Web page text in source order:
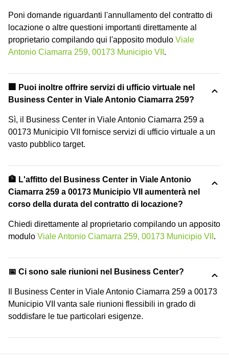
Poni domande riguardanti l'annullamento del contratto di
locazione o altre questioni importanti direttamente al
proprietario compilando qui l'apposito modulo Viale
Antonio Ciamarra 259, 00173 Municipio VII .
🏢 Puoi inoltre offrire servizi di ufficio virtuale nel
Business Center in Viale Antonio Ciamarra 259?
Sì, il Business Center in Viale Antonio Ciamarra 259 a
00173 Municipio VII fornisce servizi di ufficio virtuale a un
vasto pubblico target.
🏦 L'affitto del Business Center in Viale Antonio
Ciamarra 259 a 00173 Municipio VII aumenterà nel
corso della durata del contratto di locazione?
Chiedi direttamente al proprietario compilando un apposito
modulo Viale Antonio Ciamarra 259, 00173 Municipio VII .
📅 Ci sono sale riunioni nel Business Center?
Il Business Center in Viale Antonio Ciamarra 259 a 00173
Municipio VII vanta sale riunioni flessibili in grado di
soddisfare le tue particolari esigenze.